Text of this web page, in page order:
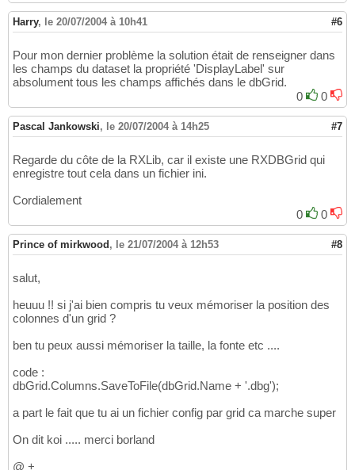
Harry, le 20/07/2004 à 10h41 #6
Pour mon dernier problème la solution était de renseigner dans
les champs du dataset la propriété 'DisplayLabel' sur
absolument tous les champs affichés dans le dbGrid.
0
0
Pascal Jankowski, le 20/07/2004 à 14h25 #7
Regarde du côte de la RXLib, car il existe une RXDBGrid qui
enregistre tout cela dans un fichier ini.
Cordialement
0
0
Prince of mirkwood , le 21/07/2004 à 12h53 #8
salut,
heuuu !! si j'ai bien compris tu veux mémoriser la position des
colonnes d'un grid ?
ben tu peux aussi mémoriser la taille, la fonte etc ....
code :
dbGrid.Columns.SaveToFile(dbGrid.Name + '.dbg');
a part le fait que tu ai un fichier config par grid ca marche super
On dit koi ..... merci borland
@ +